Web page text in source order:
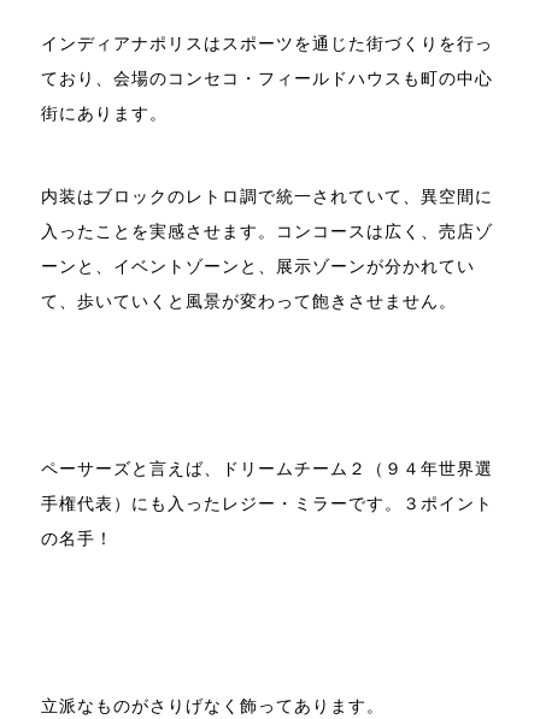
インディアナポリスはスポーツを通じた街づくりを行っ
ており、会場のコンセコ・フィールドハウスも町の中心
街にあります。
内装はブロックのレトロ調で統一されていて、異空間に
入ったことを実感させます。コンコースは広く、売店ゾ
ーンと、イベントゾーンと、展示ゾーンが分かれてい
て、歩いていくと風景が変わって飽きさせません。
ペーサーズと言えば、ドリームチーム２（９４年世界選
手権代表）にも入ったレジー・ミラーです。３ポイント
の名手！
立派なものがさりげなく飾ってあります。